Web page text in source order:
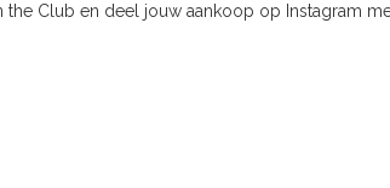
the Club en deel jouw aankoop op Instagram